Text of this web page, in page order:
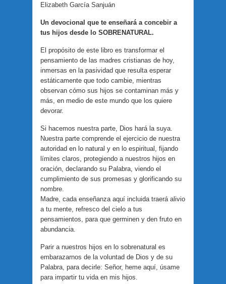
Elizabeth García Sanjuán
Un devocional que te enseñará a concebir a
tus hijos desde lo SOBRENATURAL.
El propósito de este libro es transformar el
pensamiento de las madres cristianas de hoy,
inmersas en la pasividad que resulta esperar
estáticamente que todo cambie, mientras
observan cómo sus hijos se contaminan más y
más, en medio de este mundo que los quiere
devorar.
Si hacemos nuestra parte, Dios hará la suya.
Nuestra parte comprende el ejercicio de nuestra
autoridad en lo natural y en lo espiritual, fijando
límites claros, protegiendo a nuestros hijos en
oración, declarando su Palabra, viendo el
cumplimiento de sus promesas y glorificando su
nombre.
Madre, cada enseñanza aquí incluida traerá alivio
a tu mente, refresco del cielo a tus
pensamientos, para que germinen y den fruto en
abundancia.
Parir a nuestros hijos en lo sobrenatural es
embarazarnos de la voluntad de Dios y de su
Palabra, para decirle: Señor, heme aquí, úsame
para impartir tu vida en mis hijos.